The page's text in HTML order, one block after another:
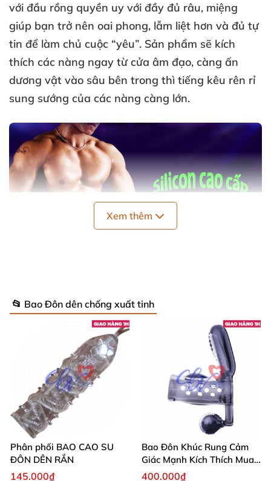
với đầu rồng quyền uy với đầy đủ râu, miệng
giúp bạn trở nên oai phong, lẫm liệt hơn và đủ tự
tin để làm chủ cuộc “yêu”. Sản phẩm sẽ kích
thích các nàng ngay từ cửa âm đạo, càng ấn
dương vật vào sâu bên trong thì tiếng kêu rên rỉ
sung sướng của các nàng càng lớn.
Đôn dên đầu Rồng cao cấp bán chạy giá tốt ưu đãi lớn
. Giới thiệuĐôn dên cao cấp đầu Rồng:
Hãng: Baile.
Sản xuất tại: HongKong.
Xem thêm
📂 Bao Đôn dên chống xuất tinh
Phân phối BAO CAO SU
ĐÔN DÊN RẮN
145.000₫
Bao Đôn Khúc Rung Cảm
Giác Mạnh Kích Thích Mua
Ngay
400.000₫